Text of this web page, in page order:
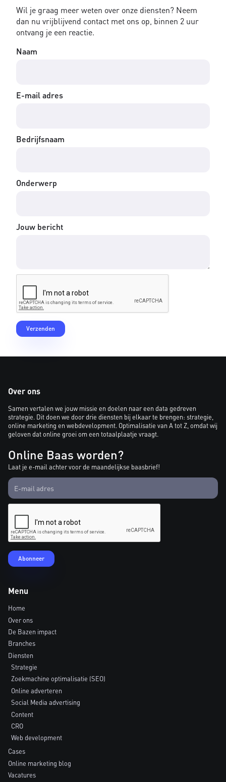
Wil je graag meer weten over onze diensten? Neem
dan nu vrijblijvend contact met ons op, binnen 2 uur
ontvang je een reactie.
Naam
E-mail adres
Bedrijfsnaam
Onderwerp
Jouw bericht
Over ons
Samen vertalen we jouw missie en doelen naar een data gedreven
strategie. Dit doen we door drie diensten bij elkaar te brengen: strategie,
online marketing en webdevelopment. Optimalisatie van A tot Z, omdat wij
geloven dat online groei om een totaalplaatje vraagt.
Online Baas worden?
Laat je e-mail achter voor de maandelijkse baasbrief!
Menu
Home
Over ons
De Bazen impact
Branches
Diensten
Strategie
Zoekmachine optimalisatie (SEO)
Online adverteren
Social Media advertising
Content
CRO
Web development
Cases
Online marketing blog
Vacatures